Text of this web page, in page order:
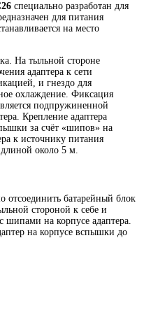
специально разработан для
для питания
на место
На тыльной стороне
адаптера к сети
и гнездо для
охлаждение. Фиксация
подпружиненной
Крепление адаптера
за счёт «шипов» на
к источнику питания
около 5 м.
отсоединить батарейный блок
стороной к себе и
шипами на корпусе адаптера.
на корпусе вспышки до